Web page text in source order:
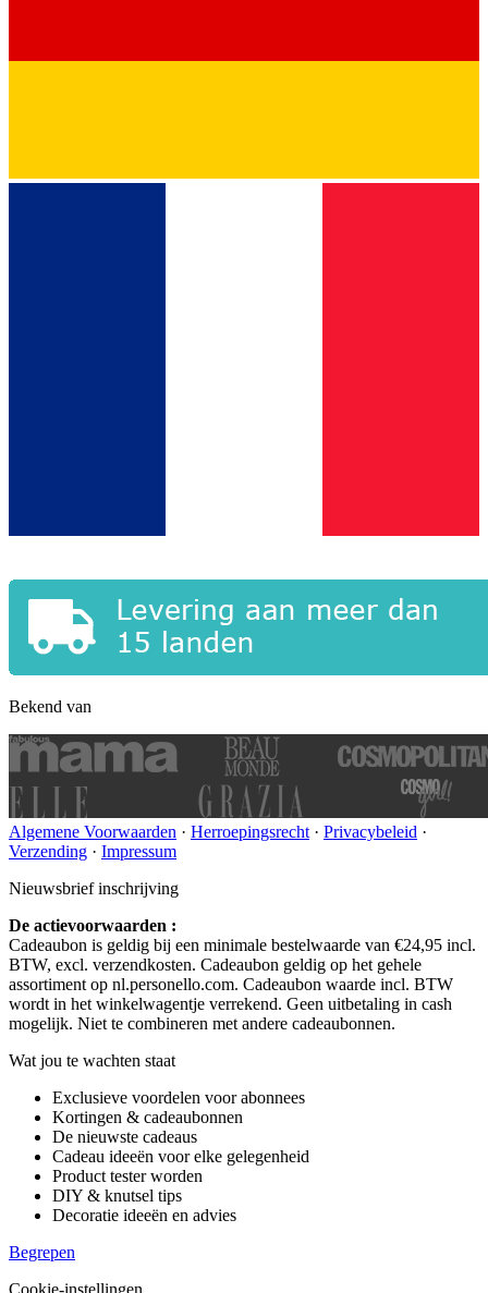
Bekend van
Algemene Voorwaarden · Herroepingsrecht · Privacybeleid ·
Verzending · Impressum
Nieuwsbrief inschrijving
De actievoorwaarden :
Cadeaubon is geldig bij een minimale bestelwaarde van €24,95 incl.
BTW, excl. verzendkosten. Cadeaubon geldig op het gehele
assortiment op nl.personello.com. Cadeaubon waarde incl. BTW
wordt in het winkelwagentje verrekend. Geen uitbetaling in cash
mogelijk. Niet te combineren met andere cadeaubonnen.
Wat jou te wachten staat
Exclusieve voordelen voor abonnees
Kortingen & cadeaubonnen
De nieuwste cadeaus
Cadeau ideeën voor elke gelegenheid
Product tester worden
DIY & knutsel tips
Decoratie ideeën en advies
Begrepen